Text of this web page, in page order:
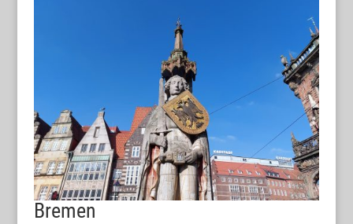
Bremen